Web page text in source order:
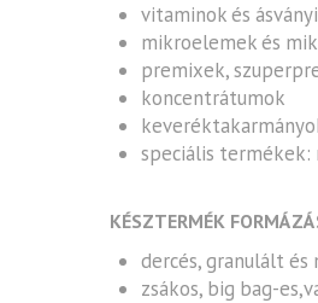
vitaminok és
mikroelemek és
premixek,
koncentrátumok
speciális termékek:
KÉSZTERMÉK
dercés, granulált
zsákos, big bag-